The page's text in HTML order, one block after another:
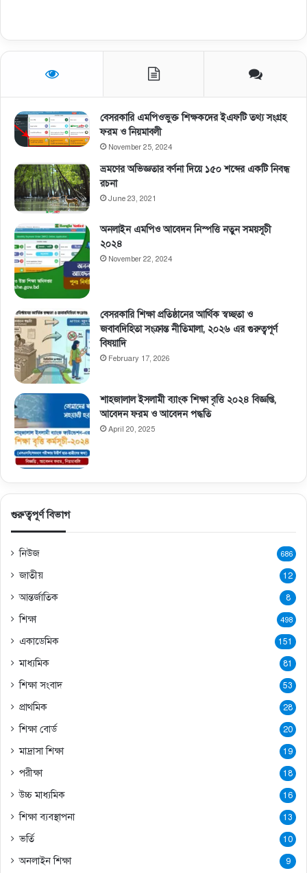
বেসরকারি এমপিওভুক্ত শিক্ষকদের ইএফটি তথ্য সংগ্রহ
ফরম ও নিয়মাবলী
November 25, 2024
ভ্রমণের অভিজ্ঞতার বর্ণনা দিয়ে ১৫০ শব্দের একটি নিবন্ধ
রচনা
June 23, 2021
অনলাইন এমপিও আবেদন নিস্পত্তি নতুন সময়সূচী
২০২৪
November 22, 2024
বেসরকারি শিক্ষা প্রতিষ্ঠানের আর্থিক স্বচ্ছতা ও
জবাবদিহিতা সংক্রান্ত নীতিমালা, ২০২৬ এর গুরুত্বপূর্ণ
বিষয়াদি
February 17, 2026
শাহজালাল ইসলামী ব্যাংক শিক্ষা বৃত্তি ২০২৪ বিজ্ঞপ্তি,
আবেদন ফরম ও আবেদন পদ্ধতি
April 20, 2025
গুরুত্বপূর্ণ বিভাগ
নিউজ 686
জাতীয় 12
আন্তর্জাতিক 8
শিক্ষা 498
একাডেমিক 151
মাধ্যমিক 81
শিক্ষা সংবাদ 53
প্রাথমিক 28
শিক্ষা বোর্ড 20
মাদ্রাসা শিক্ষা 19
পরীক্ষা 18
উচ্চ মাধ্যমিক 16
শিক্ষা ব্যবস্থাপনা 13
ভর্তি 10
অনলাইন শিক্ষা 9